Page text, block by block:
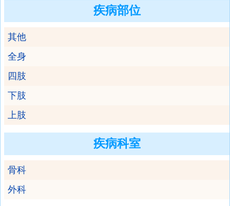
疾病部位
其他
全身
四肢
下肢
上肢
疾病科室
骨科
外科